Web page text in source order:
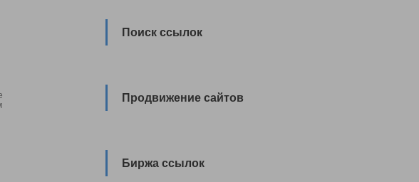
Поиск ссылок
Продвижение сайтов
Биржа ссылок